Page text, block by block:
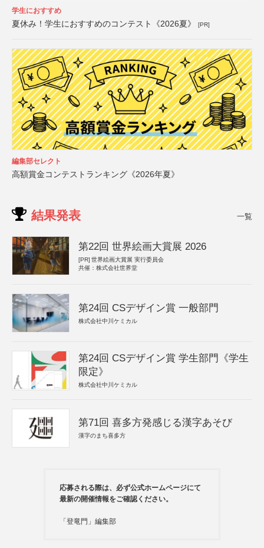
学生におすすめ
夏休み！学生におすすめのコンテスト《2026夏》 [PR]
編集部セレクト
高額賞金コンテストランキング《2026年夏》
結果発表 一覧
第22回 世界絵画大賞展 2026
[PR] 世界絵画大賞展 実行委員会
共催：株式会社世界堂
第24回 CSデザイン賞 一般部門
株式会社中川ケミカル
第24回 CSデザイン賞 学生部門《学生
限定》
株式会社中川ケミカル
第71回 喜多方発感じる漢字あそび
漢字のまち喜多方
応募される際は、必ず公式ホームページにて
最新の開催情報をご確認ください。
「登竜門」編集部